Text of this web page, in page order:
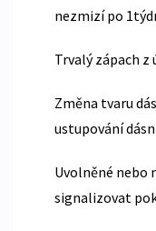
nezmizí po
Trvalý zápach z
Změna tvaru
ustupování
Uvolněné nebo
signalizovat